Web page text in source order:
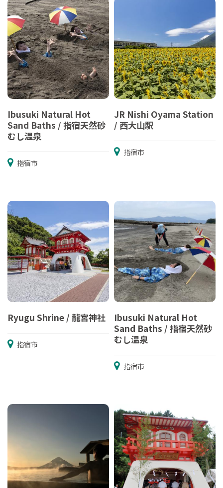
Ibusuki Natural Hot
Sand Baths / 指宿天然砂
むし温泉
指宿市
JR Nishi Oyama Station
/ 西大山駅
指宿市
Ryugu Shrine / 龍宮神社
指宿市
Ibusuki Natural Hot
Sand Baths / 指宿天然砂
むし温泉
指宿市